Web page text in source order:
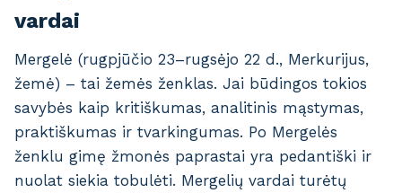
vardai
Mergelė (rugpjūčio 23–rugsėjo 22 d., Merkurijus,
žemė) – tai žemės ženklas. Jai būdingos tokios
savybės kaip kritiškumas, analitinis mąstymas,
praktiškumas ir tvarkingumas. Po Mergelės
ženklu gimę žmonės paprastai yra pedantiški ir
nuolat siekia tobulėti. Mergelių vardai turėtų